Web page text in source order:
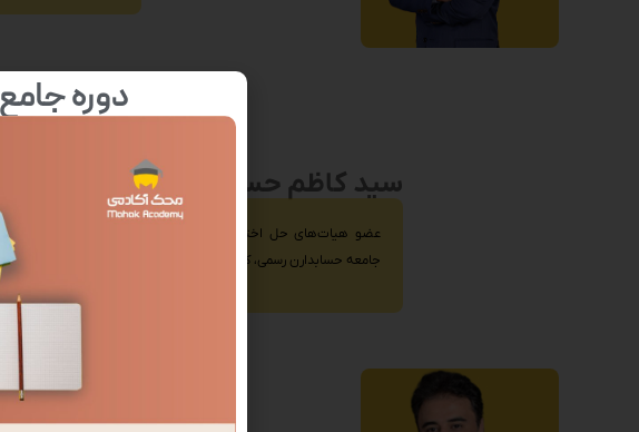
سید کاظم حسینی
عضو هیات‌های حل اختلاف مالیاتی، عضو کمیسیون مالیات اتاق
جامعه حسابدارن رسمی، کارشناس رسمی دادگستری
دکتر
دوره